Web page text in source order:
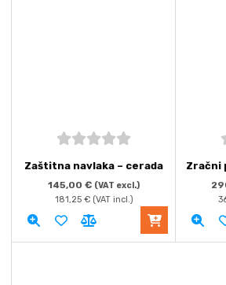
5
Zaštitna navlaka – cerada
145,00 € (VAT excl.)
181,25 €(VAT incl.)
5
Zračni